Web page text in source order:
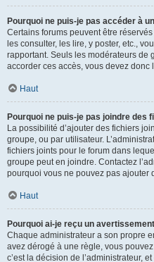
Pourquoi ne puis-je pas accéder à
Certains forums peuvent être
les consulter, les lire, y poster, etc.,
rapportant. Seuls les modérateurs de
accorder ces accès, vous devez donc
Haut
Pourquoi ne puis-je pas joindre des
La possibilité d’ajouter des fichiers
groupe, ou par utilisateur.
fichiers joints pour le forum dans
groupe peut en joindre. Contactez
pourquoi vous ne pouvez pas ajouter
Haut
Pourquoi ai-je reçu un
Chaque administrateur a son propre
avez dérogé à une règle, vous
c’est la décision de l’administrateur,